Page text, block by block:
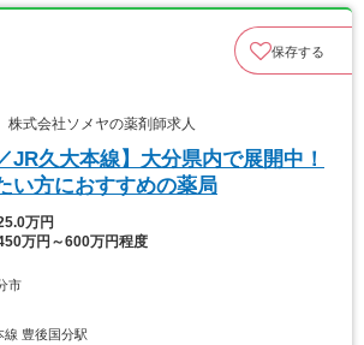
保存する
式会社ソメヤの薬剤師求人
JR久大本線】大分県内で展開中！
い方におすすめの薬局
万円
万円～600万円程度
市
線 豊後国分駅